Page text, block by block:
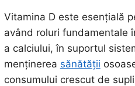
Vitamina D este esențială
având roluri fundamentale
a calciului, în suportul
menținerea sănătății
consumului crescut de